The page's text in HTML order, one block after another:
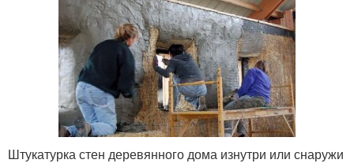
Штукатурка стен деревянного дома изнутри или снаружи